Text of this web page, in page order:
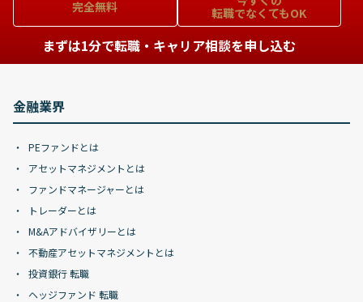
完全無料
転職でなくてもOK
まずは1分で転職・キャリア相談を申し込む
金融業界
PEファンドとは
アセットマネジメントとは
ファンドマネージャーとは
トレーダーとは
M&Aアドバイザリーとは
不動産アセットマネジメントとは
投資銀行 転職
ヘッジファンド 転職